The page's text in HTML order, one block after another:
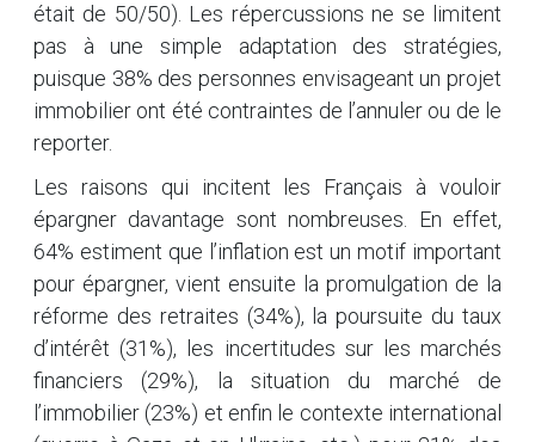
était de 50/50). Les répercussions ne se limitent
pas à une simple adaptation des stratégies,
puisque 38% des personnes envisageant un projet
immobilier ont été contraintes de l’annuler ou de le
reporter.
Les raisons qui incitent les Français à vouloir
épargner davantage sont nombreuses. En effet,
64% estiment que l’inflation est un motif important
pour épargner, vient ensuite la promulgation de la
réforme des retraites (34%), la poursuite du taux
d’intérêt (31%), les incertitudes sur les marchés
financiers (29%), la situation du marché de
l’immobilier (23%) et enfin le contexte international